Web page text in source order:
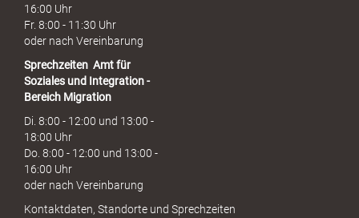
16:00 Uhr
Fr. 8:00 - 11:30 Uhr
oder nach Vereinbarung
Sprechzeiten Amt für
Soziales und Integration -
Bereich Migration
Di. 8:00 - 12:00 und 13:00 -
18:00 Uhr
Do. 8:00 - 12:00 und 13:00 -
16:00 Uhr
oder nach Vereinbarung
Kontaktdaten, Standorte und Sprechzeiten